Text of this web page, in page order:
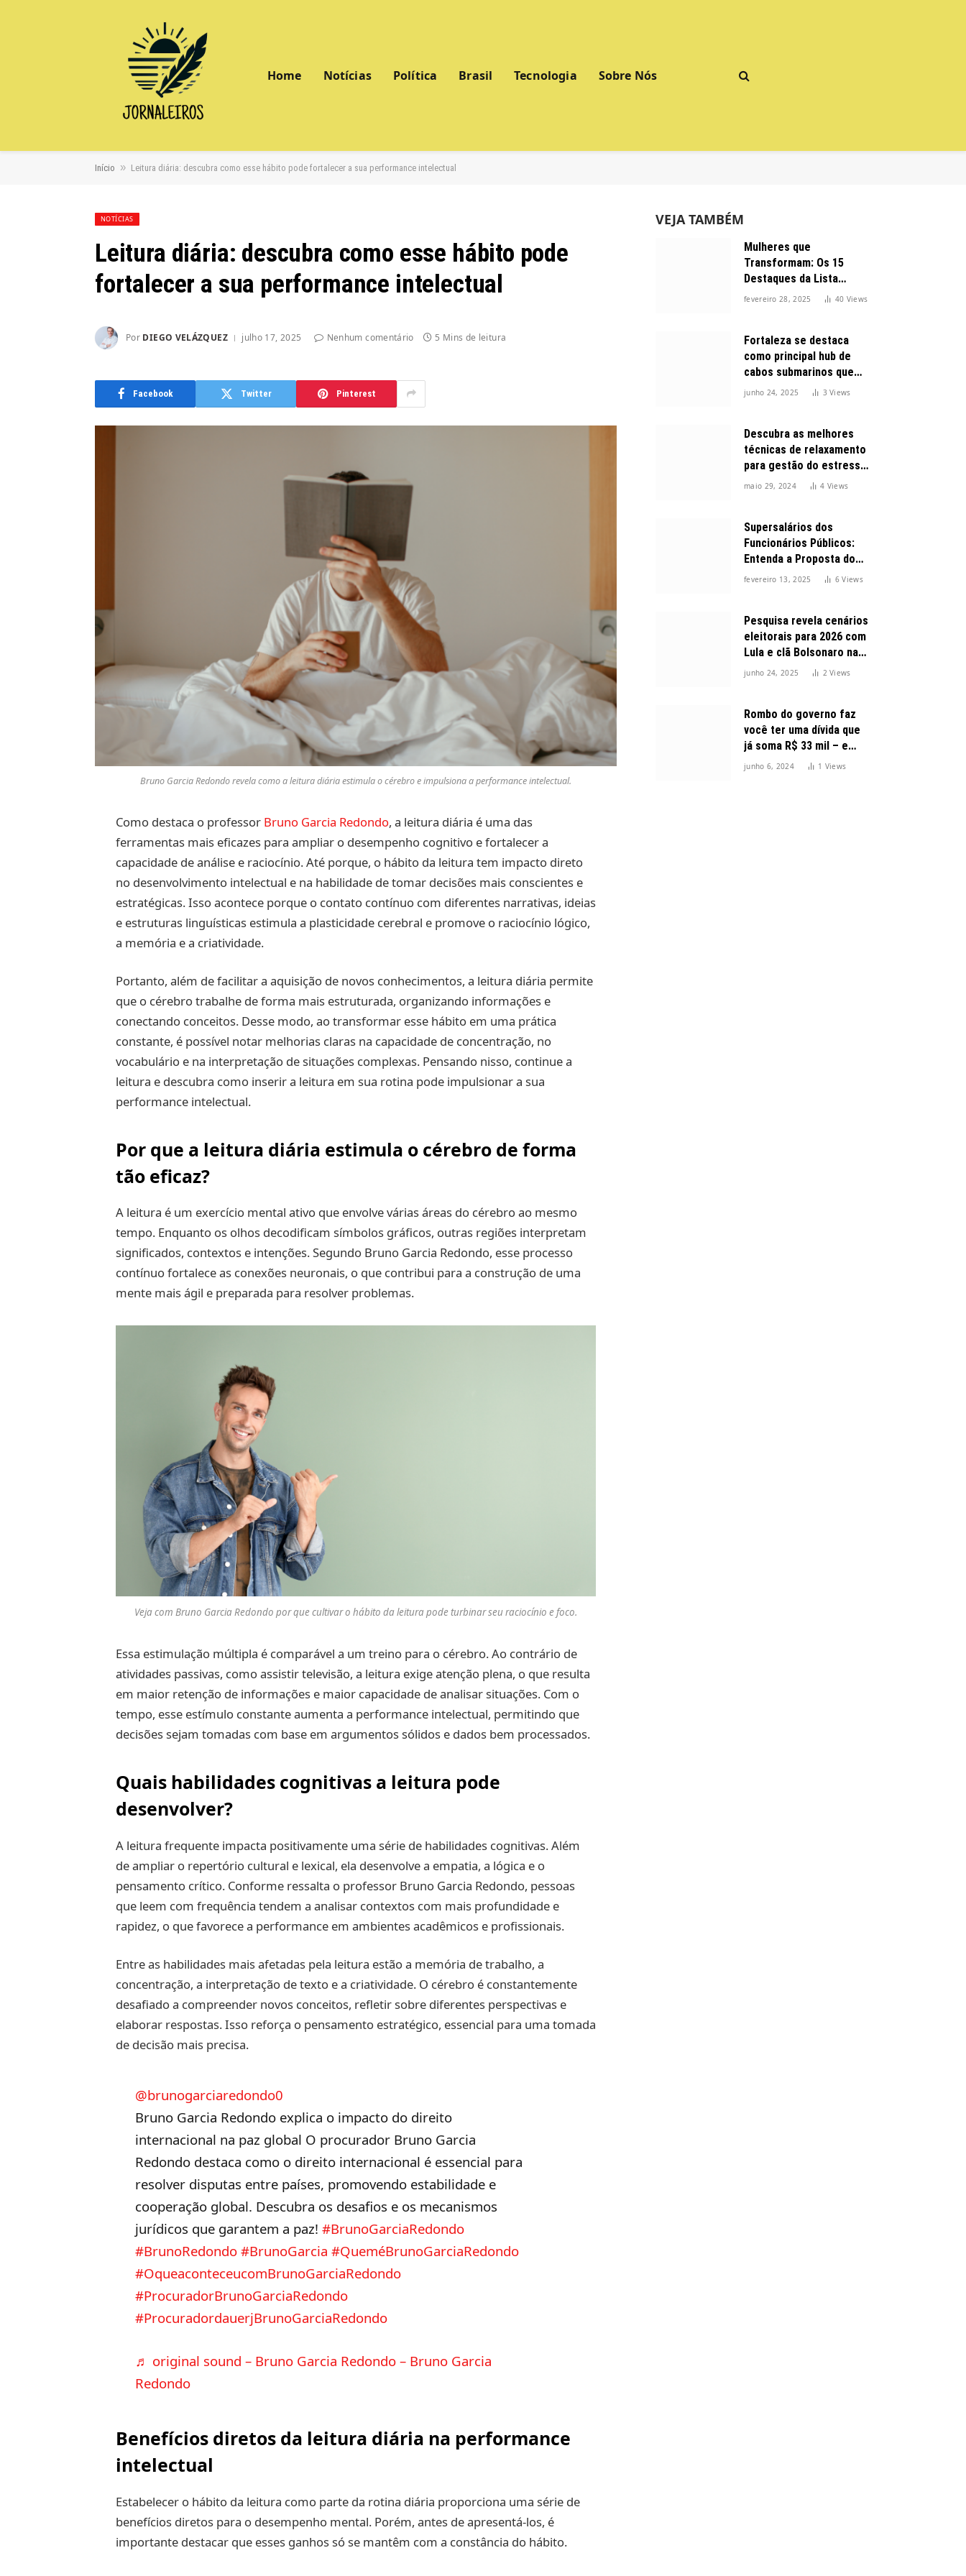
Home Notícias Política Brasil Tecnologia Sobre Nós
Início » Leitura diária: descubra como esse hábito pode fortalecer a sua performance intelectual
NOTÍCIAS
Leitura diária: descubra como esse hábito pode
fortalecer a sua performance intelectual
Por DIEGO VELÁZQUEZ julho 17, 2025 Nenhum comentário 5 Mins de leitura
Facebook Twitter Pinterest
Bruno Garcia Redondo revela como a leitura diária estimula o cérebro e impulsiona a performance intelectual.
Como destaca o professor Bruno Garcia Redondo, a leitura diária é uma das
ferramentas mais eficazes para ampliar o desempenho cognitivo e fortalecer a
capacidade de análise e raciocínio. Até porque, o hábito da leitura tem impacto direto
no desenvolvimento intelectual e na habilidade de tomar decisões mais conscientes e
estratégicas. Isso acontece porque o contato contínuo com diferentes narrativas, ideias
e estruturas linguísticas estimula a plasticidade cerebral e promove o raciocínio lógico,
a memória e a criatividade.
Portanto, além de facilitar a aquisição de novos conhecimentos, a leitura diária permite
que o cérebro trabalhe de forma mais estruturada, organizando informações e
conectando conceitos. Desse modo, ao transformar esse hábito em uma prática
constante, é possível notar melhorias claras na capacidade de concentração, no
vocabulário e na interpretação de situações complexas. Pensando nisso, continue a
leitura e descubra como inserir a leitura em sua rotina pode impulsionar a sua
performance intelectual.
Por que a leitura diária estimula o cérebro de forma
tão eficaz?
A leitura é um exercício mental ativo que envolve várias áreas do cérebro ao mesmo
tempo. Enquanto os olhos decodificam símbolos gráficos, outras regiões interpretam
significados, contextos e intenções. Segundo Bruno Garcia Redondo, esse processo
contínuo fortalece as conexões neuronais, o que contribui para a construção de uma
mente mais ágil e preparada para resolver problemas.
Veja com Bruno Garcia Redondo por que cultivar o hábito da leitura pode turbinar seu raciocínio e foco.
Essa estimulação múltipla é comparável a um treino para o cérebro. Ao contrário de
atividades passivas, como assistir televisão, a leitura exige atenção plena, o que resulta
em maior retenção de informações e maior capacidade de analisar situações. Com o
tempo, esse estímulo constante aumenta a performance intelectual, permitindo que
decisões sejam tomadas com base em argumentos sólidos e dados bem processados.
Quais habilidades cognitivas a leitura pode
desenvolver?
A leitura frequente impacta positivamente uma série de habilidades cognitivas. Além
de ampliar o repertório cultural e lexical, ela desenvolve a empatia, a lógica e o
pensamento crítico. Conforme ressalta o professor Bruno Garcia Redondo, pessoas
que leem com frequência tendem a analisar contextos com mais profundidade e
rapidez, o que favorece a performance em ambientes acadêmicos e profissionais.
Entre as habilidades mais afetadas pela leitura estão a memória de trabalho, a
concentração, a interpretação de texto e a criatividade. O cérebro é constantemente
desafiado a compreender novos conceitos, refletir sobre diferentes perspectivas e
elaborar respostas. Isso reforça o pensamento estratégico, essencial para uma tomada
de decisão mais precisa.
@brunogarciaredondo0
Bruno Garcia Redondo explica o impacto do direito
internacional na paz global O procurador Bruno Garcia
Redondo destaca como o direito internacional é essencial para
resolver disputas entre países, promovendo estabilidade e
cooperação global. Descubra os desafios e os mecanismos
jurídicos que garantem a paz!#BrunoGarciaRedondo
#BrunoRedondo #BrunoGarcia #QueméBrunoGarciaRedondo
#OqueaconteceucomBrunoGarciaRedondo
#ProcuradorBrunoGarciaRedondo
#ProcuradordauerjBrunoGarciaRedondo
♬ original sound – Bruno Garcia Redondo – Bruno Garcia
Redondo
Benefícios diretos da leitura diária na performance
intelectual
Estabelecer o hábito da leitura como parte da rotina diária proporciona uma série de
benefícios diretos para o desempenho mental. Porém, antes de apresentá-los, é
importante destacar que esses ganhos só se mantêm com a constância do hábito.
VEJA TAMBÉM
Mulheres que
Transformam: Os 15
Destaques da Lista
Forbes 2025 no Brasil
fevereiro 28, 2025 40 Views
Fortaleza se destaca
como principal hub de
cabos submarinos que
conectam o Brasil ao
junho 24, 2025 3Views
Descubra as melhores
técnicas de relaxamento
para gestão do estresse
durante o dia
maio 29, 2024 4 Views
Supersalários dos
Funcionários Públicos:
Entenda a Proposta do
Governo para Limitar
fevereiro 13, 2025 6Views
Pesquisa revela cenários
eleitorais para 2026 com
Lula e clã Bolsonaro na
disputa presidencial
junho 24, 2025 2Views
Rombo do governo faz
você ter uma dívida que
já soma R$ 33 mil – e
cresceu 300%
junho 6, 2024 1 Views